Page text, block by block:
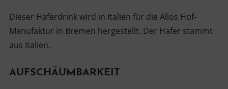
Dieser Haferdrink wird in Italien für die Allos Hof-
Manufaktur in Bremen hergestellt. Der Hafer stammt
aus Italien.
AUFSCHÄUMBARKEIT